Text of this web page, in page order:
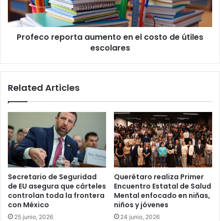
de
útiles
escolares
Profeco reporta aumento en el costo de útiles
escolares
Related Articles
Secretario de Seguridad
de EU asegura que cárteles
controlan toda la frontera
con México
25 junio, 2026
Querétaro realiza Primer
Encuentro Estatal de Salud
Mental enfocado en niñas,
niños y jóvenes
24 junio, 2026